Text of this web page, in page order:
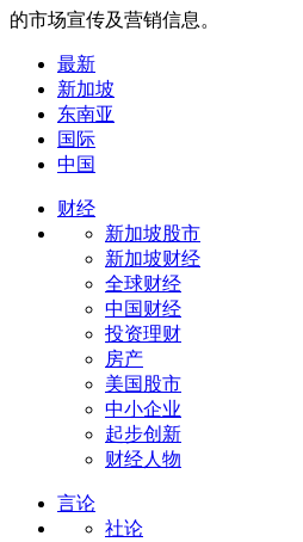
的市场宣传及营销信息。
最新
新加坡
东南亚
国际
中国
财经
新加坡股市
新加坡财经
全球财经
中国财经
投资理财
房产
美国股市
中小企业
起步创新
财经人物
言论
社论